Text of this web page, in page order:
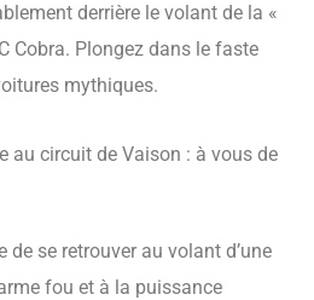
derrière le volant de la «
Cobra. Plongez dans le faste
mythiques.
au circuit de Vaison : à vous de
de se retrouver au volant d’une
fou et à la puissance